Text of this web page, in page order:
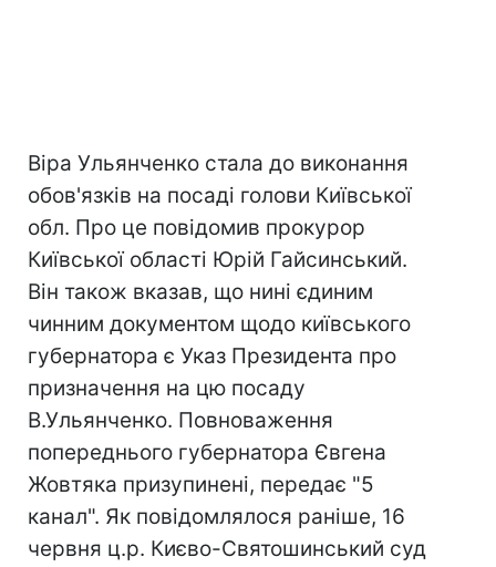
Віра Ульянченко стала до виконання
обов'язків на посаді голови Київської
обл. Про це повідомив прокурор
Київської області Юрій Гайсинський.
Він також вказав, що нині єдиним
чинним документом щодо київського
губернатора є Указ Президента про
призначення на цю посаду
В.Ульянченко. Повноваження
попереднього губернатора Євгена
Жовтяка призупинені, передає "5
канал". Як повідомлялося раніше, 16
червня ц.р. Києво-Святошинський суд